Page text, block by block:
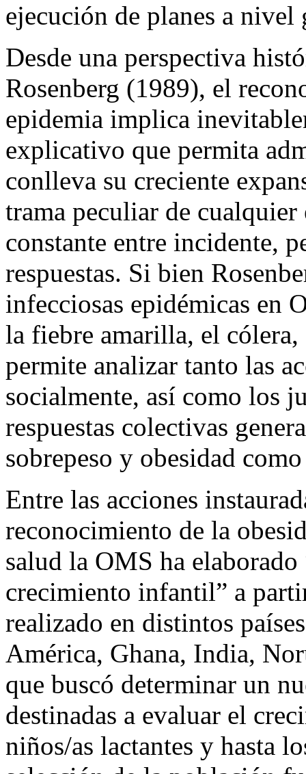
ejecución de planes a
Desde una perspectiva
Rosenberg (1989), el
epidemia implica
explicativo que permita
conlleva su creciente
trama peculiar de
constante entre incidente,
respuestas. Si bien
infecciosas epidémicas en
la fiebre amarilla, el
permite analizar tanto las
socialmente, así como los
respuestas colectivas
sobrepeso y obesidad
Entre las acciones
reconocimiento de la
salud la OMS ha
crecimiento infantil” a
realizado en distintos
América, Ghana, India,
que buscó determinar un
destinadas a evaluar el
niños/as lactantes y hasta